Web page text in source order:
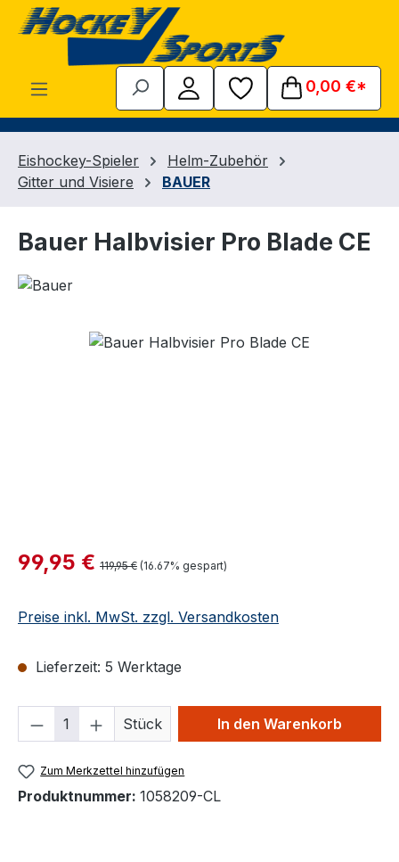
Zum Hauptinhalt springen
0,00 €*
Eishockey-Spieler
Helm-Zubehör
Gitter und Visiere
BAUER
Bauer Halbvisier Pro Blade CE
Bildergalerie überspringen
Verkaufspreis:
99,95 € Regulärer Preis:
119,95 € (16.67% gespart)
Preise inkl. MwSt. zzgl. Versandkosten
Lieferzeit: 5 Werktage
Produkt Anzahl: Gib den
Stück In den Warenkorb
Zum Merkzettel hinzufügen
Produktnummer: 1058209-CL